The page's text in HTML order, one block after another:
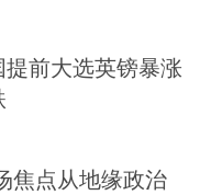
提前大选英镑暴涨
焦点从地缘政治